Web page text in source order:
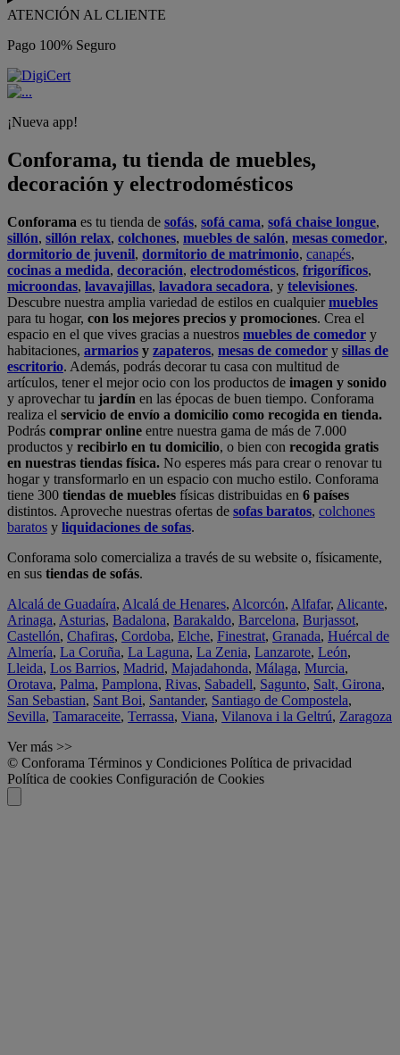
ATENCIÓN AL CLIENTE
Pago 100% Seguro
¡Nueva app!
Conforama, tu tienda de muebles,
decoración y electrodomésticos
Conforama es tu tienda de sofás, sofá cama, sofá chaise longue,
sillón, sillón relax, colchones, muebles de salón, mesas comedor,
dormitorio de juvenil, dormitorio de matrimonio, canapés,
cocinas a medida, decoración, electrodomésticos, frigoríficos,
microondas, lavavajillas, lavadora secadora, y televisiones.
Descubre nuestra amplia variedad de estilos en cualquiermuebles
para tu hogar, con los mejores precios y promociones. Crea el
espacio en el que vives gracias a nuestros muebles de comedor y
habitaciones, armarios y zapateros, mesas de comedor y sillas de
escritorio. Además, podrás decorar tu casa con multitud de
artículos, tener el mejor ocio con los productos de imagen y sonido
y aprovechar tu jardín en las épocas de buen tiempo. Conforama
realiza el servicio de envío a domicilio como recogida en tienda.
Podrás comprar online entre nuestra gama de más de 7.000
productos y recibirlo en tu domicilio, o bien con recogida gratis
en nuestras tiendas física. No esperes más para crear o renovar tu
hogar y transformarlo en un espacio con mucho estilo. Conforama
tiene 300 tiendas de muebles físicas distribuidas en 6 países
distintos. Aproveche nuestras ofertas de sofas baratos, colchones
baratos y liquidaciones de sofas.
Conforama solo comercializa a través de su website o, físicamente,
en sus tiendas de sofás.
Alcalá de Guadaíra, Alcalá de Henares, Alcorcón, Alfafar, Alicante,
Arinaga, Asturias, Badalona, Barakaldo, Barcelona, Burjassot,
Castellón, Chafiras, Cordoba, Elche, Finestrat, Granada, Huércal de
Almería, La Coruña, La Laguna, La Zenia, Lanzarote, León,
Lleida, Los Barrios, Madrid, Majadahonda, Málaga, Murcia,
Orotava, Palma, Pamplona, Rivas, Sabadell, Sagunto, Salt, Girona,
San Sebastian, Sant Boi, Santander, Santiago de Compostela,
Sevilla, Tamaraceite, Terrassa, Viana, Vilanova i la Geltrú, Zaragoza
Ver más >>
© Conforama Términos y Condiciones Política de privacidad
Política de cookies Configuración de Cookies